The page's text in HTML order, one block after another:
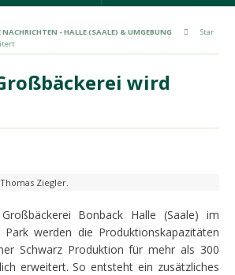
NACHRICHTEN - HALLE (SAALE) & UMGEBUNG
Star
wird
Ziegler.
Bonback Halle (Saale) im
Park werden die Produktionskapazitäten
Schwarz Produktion für mehr als 300
erweitert. So entsteht ein zusätzliches